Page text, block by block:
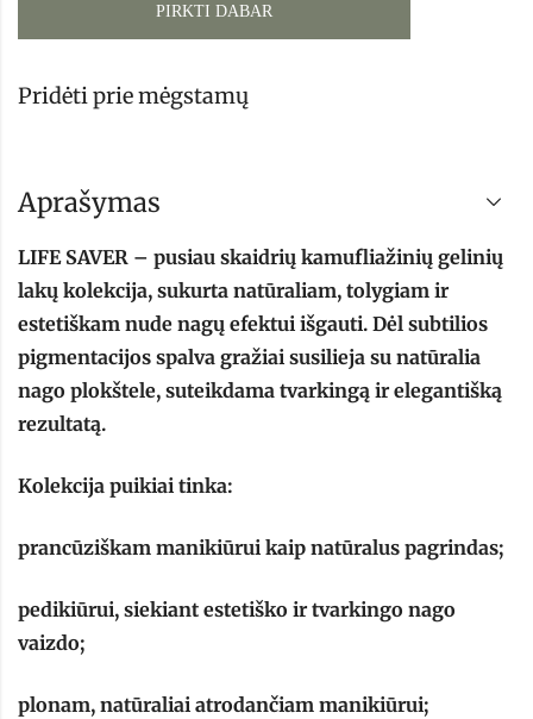
PIRKTI DABAR
Pridėti prie mėgstamų
Aprašymas
LIFE SAVER – pusiau skaidrių kamufliažinių gelinių
lakų kolekcija, sukurta natūraliam, tolygiam ir
estetiškam nude nagų efektui išgauti. Dėl subtilios
pigmentacijos spalva gražiai susilieja su natūralia
nago plokštele, suteikdama tvarkingą ir elegantišką
rezultatą.
Kolekcija puikiai tinka:
prancūziškam manikiūrui kaip natūralus pagrindas;
pedikiūrui, siekiant estetiško ir tvarkingo nago
vaizdo;
plonam, natūraliai atrodančiam manikiūrui;